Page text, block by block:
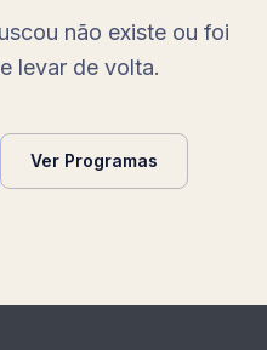
não existe ou foi
levar de volta.
Ver Programas